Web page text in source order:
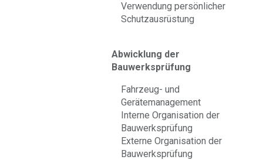
Verwendung persönlicher
Schutzausrüstung
Abwicklung der
Bauwerksprüfung
Fahrzeug- und
Gerätemanagement
Interne Organisation der
Bauwerksprüfung
Externe Organisation der
Bauwerksprüfung